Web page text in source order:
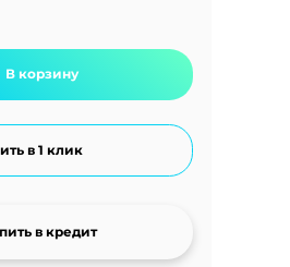
В корзину
в 1 клик
в кредит